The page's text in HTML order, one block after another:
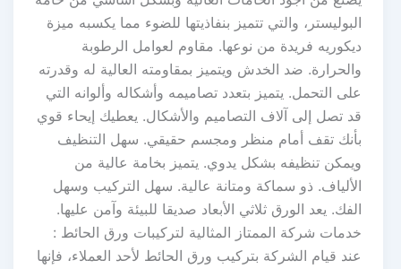
البوليستر، والتي تتميز بنفاذيتها للضوء مما يكسبه ميزة
ديكوريه فريدة من نوعها. مقاوم لعوامل الرطوبة
والحرارة. ضد الخدش ويتميز بمقاومته العالية له وقدرته
على التحمل. يتميز بتعدد تصاميمه وأشكاله وألوانه التي
قد تصل إلى آلاف التصاميم والأشكال. يعطيك إيحاء قوي
بأنك تقف أمام منظر ومجسم حقيقي. سهل التنظيف
ويمكن تنظيفه بشكل يدوي. يتميز بخامة عالية من
الألياف. ذو سماكة ومتانة عالية. سهل التركيب وسهل
الفك. يعد الورق ثلاثي الأبعاد صديقا للبيئة وآمن عليها.
خدمات شركة الممتاز المثالية لتركيبات ورق الحائط :
عند قيام الشركة بتركيب ورق الحائط لأحد العملاء، فإنها